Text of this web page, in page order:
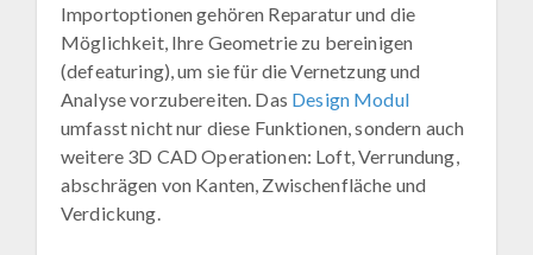
Importoptionen gehören Reparatur und die
Möglichkeit, Ihre Geometrie zu bereinigen
(defeaturing), um sie für die Vernetzung und
Analyse vorzubereiten. Das Design Modul
umfasst nicht nur diese Funktionen, sondern auch
weitere 3D CAD Operationen: Loft, Verrundung,
abschrägen von Kanten, Zwischenfläche und
Verdickung.